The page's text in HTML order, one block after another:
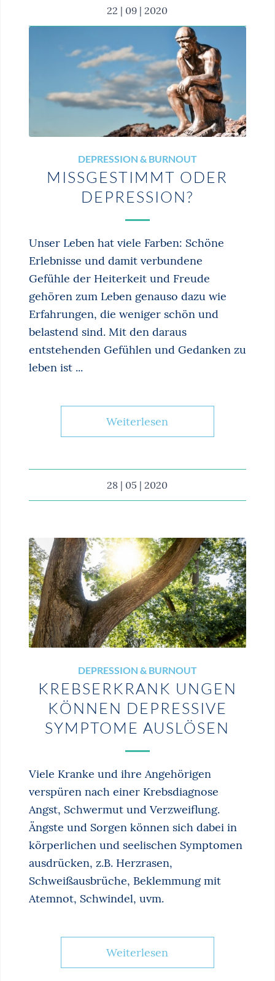
22 | 09 | 2020
DEPRESSION & BURNOUT
MISSGESTIMMT ODER
DEPRESSION?
Unser Leben hat viele Farben: Schöne
Erlebnisse und damit verbundene
Gefühle der Heiterkeit und Freude
gehören zum Leben genauso dazu wie
Erfahrungen, die weniger schön und
belastend sind. Mit den daraus
entstehenden Gefühlen und Gedanken zu
leben ist ...
Weiterlesen
28 | 05 | 2020
DEPRESSION & BURNOUT
KREBSERKRANK­ ­UNGEN
KÖNNEN DEPRESSIVE
SYMPTOME AUSLÖSEN
Viele Kranke und ihre Angehörigen
verspüren nach einer Krebsdiagnose
Angst, Schwermut und Verzweiflung.
Ängste und Sorgen können sich dabei in
körperlichen und seelischen Symptomen
ausdrücken, z.B. Herzrasen,
Schweißausbrüche, Beklemmung mit
Atemnot, Schwindel, uvm.
Weiterlesen